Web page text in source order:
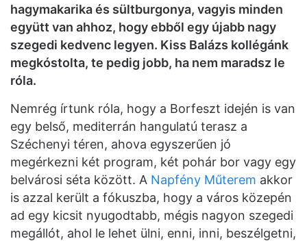
hagymakarika és sültburgonya, vagyis minden
együtt van ahhoz, hogy ebből egy újabb nagy
szegedi kedvenc legyen. Kiss Balázs kollégánk
megkóstolta, te pedig jobb, ha nem maradsz le
róla.
Nemrég írtunk róla, hogy a Borfeszt idején is van
egy belső, mediterrán hangulatú terasz a
Széchenyi téren, ahova egyszerűen jó
megérkezni két program, két pohár bor vagy egy
belvárosi séta között. A Napfény Műterem akkor
is azzal került a fókuszba, hogy a város közepén
ad egy kicsit nyugodtabb, mégis nagyon szegedi
megállót, ahol le lehet ülni, enni, inni, beszélgetni,